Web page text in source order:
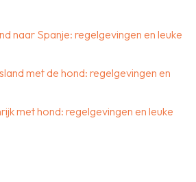
naar Spanje: regelgevingen en leuke
met de hond: regelgevingen en
met hond: regelgevingen en leuke